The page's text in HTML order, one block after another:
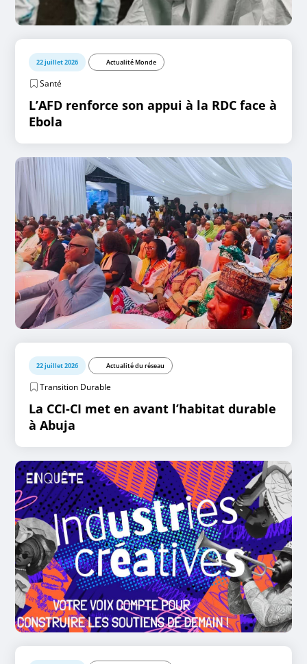
22 juillet 2026 Actualité Monde
Santé
L’AFD renforce son appui à la RDC face à
Ebola
22 juillet 2026 Actualité du réseau
Transition Durable
La CCI-CI met en avant l’habitat durable
à Abuja